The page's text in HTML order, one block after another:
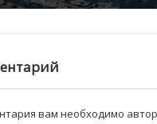
вам необходимо